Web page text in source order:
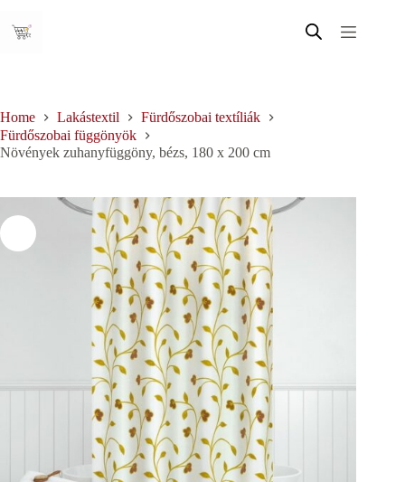
content
Home Lakástextil
Fürdőszobai textíliák
Fürdőszobai függönyök
Növények zuhanyfüggöny, bézs, 180 x 200 cm